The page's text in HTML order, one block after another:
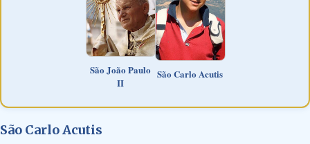
São João Paulo
II
São Carlo Acutis
São Carlo Acutis